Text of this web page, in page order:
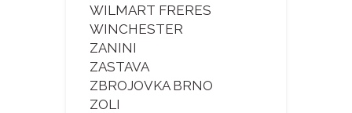
WILMART FRERES
WINCHESTER
ZANINI
ZASTAVA
ZBROJOVKA BRNO
ZOLI